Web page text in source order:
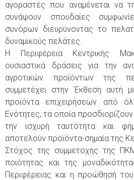
αγοραστές που αναμένεται να
συνάψουν σπουδαίες
συνόρων διευρύνοντας το
δυναμικούς πελάτες.
Η Περιφέρεια Κεντρικής
ουσιαστικά δράσεις για την
αγροτικών προϊόντων της
συμμετέχει στην Έκθεση αυτή
προϊόντα επιχειρήσεων από
Ενότητες, τα οποία προσδιορίζουν
την ισχυρή ταυτότητα και
αποτελούν προϊόντα-σημαία της
Στόχος της συμμετοχής της
ποιότητας και της
Περιφέρειας και η προώθησή